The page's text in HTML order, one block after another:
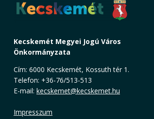
Kecskemét Megyei Jogú Város
Önkormányzata
Cím: 6000 Kecskemét, Kossuth tér 1.
Telefon: +36-76/513-513
E-mail: kecskemet@kecskemet.hu
Impresszum